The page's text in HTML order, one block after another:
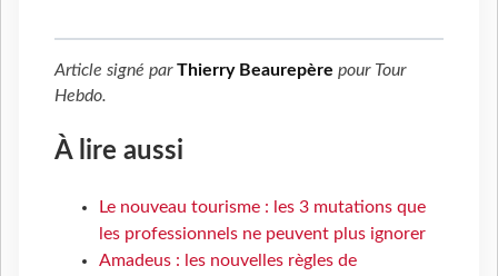
Article signé parThierry Beaurepère pour Tour
Hebdo.
À lire aussi
Le nouveau tourisme : les 3 mutations que
les professionnels ne peuvent plus ignorer
Amadeus : les nouvelles règles de